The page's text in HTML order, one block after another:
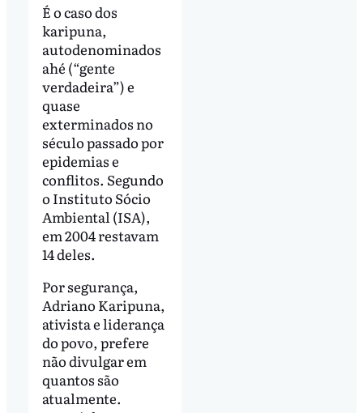
É o caso dos
karipuna,
autodenominados
ahé (“gente
verdadeira”) e
quase
exterminados no
século passado por
epidemias e
conflitos. Segundo
o Instituto Sócio
Ambiental (ISA),
em 2004 restavam
14 deles.
Por segurança,
Adriano Karipuna,
ativista e liderança
do povo, prefere
não divulgar em
quantos são
atualmente.